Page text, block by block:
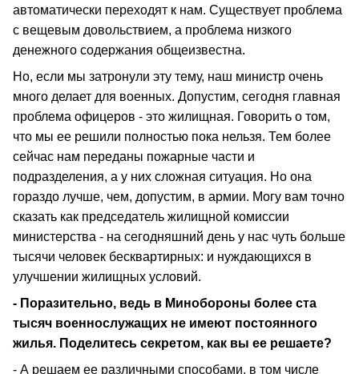
автоматически переходят к нам. Существует проблема
с вещевым довольствием, а проблема низкого
денежного содержания общеизвестна.
Но, если мы затронули эту тему, наш министр очень
много делает для военных. Допустим, сегодня главная
проблема офицеров - это жилищная. Говорить о том,
что мы ее решили полностью пока нельзя. Тем более
сейчас нам переданы пожарные части и
подразделения, а у них сложная ситуация. Но она
гораздо лучше, чем, допустим, в армии. Могу вам точно
сказать как председатель жилищной комиссии
министерства - на сегодняшний день у нас чуть больше
тысячи человек бесквартирных: и нуждающихся в
улучшении жилищных условий.
- Поразительно, ведь в Минобороны более ста
тысяч военнослужащих не имеют постоянного
жилья. Поделитесь секретом, как вы ее решаете?
- А решаем ее различными способами, в том числе